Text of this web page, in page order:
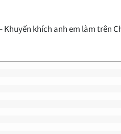
khích anh em làm trên